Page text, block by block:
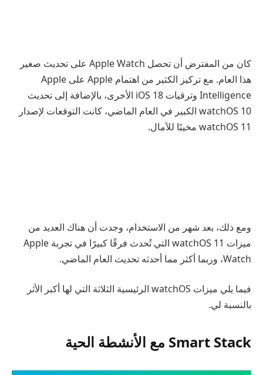
كان من المفترض أن تحصل Apple Watch على تحديث صغير
هذا العام. مع تركيز الكثير من اهتمام Apple على Apple
Intelligence وترقيات iOS 18 الأخرى، بالإضافة إلى تحديث
watchOS 10 الكبير في العام الماضي، كانت التوقعات لإصدار
watchOS 11 مخيبًا للآمال.
ومع ذلك، بعد شهر من الاستخدام، وجدت أن هناك العديد من
ميزات watchOS 11 التي تُحدث فرقًا كبيرًا في تجربة Apple
Watch، وربما أكثر مما أحدثه تحديث العام الماضي.
فيما يلي ميزات watchOS الرئيسية الثلاثة التي لها أكبر الأثر
بالنسبة لي.
Smart Stack مع الأنشطة الحية